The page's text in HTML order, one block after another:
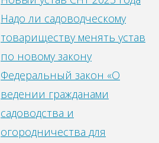
Надо ли садоводческому
товариществу менять устав
по новому закону
Федеральный закон «О
ведении гражданами
садоводства и
огородничества для